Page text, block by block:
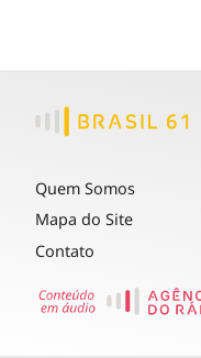
Quem Somos
Mapa do Site
Contato